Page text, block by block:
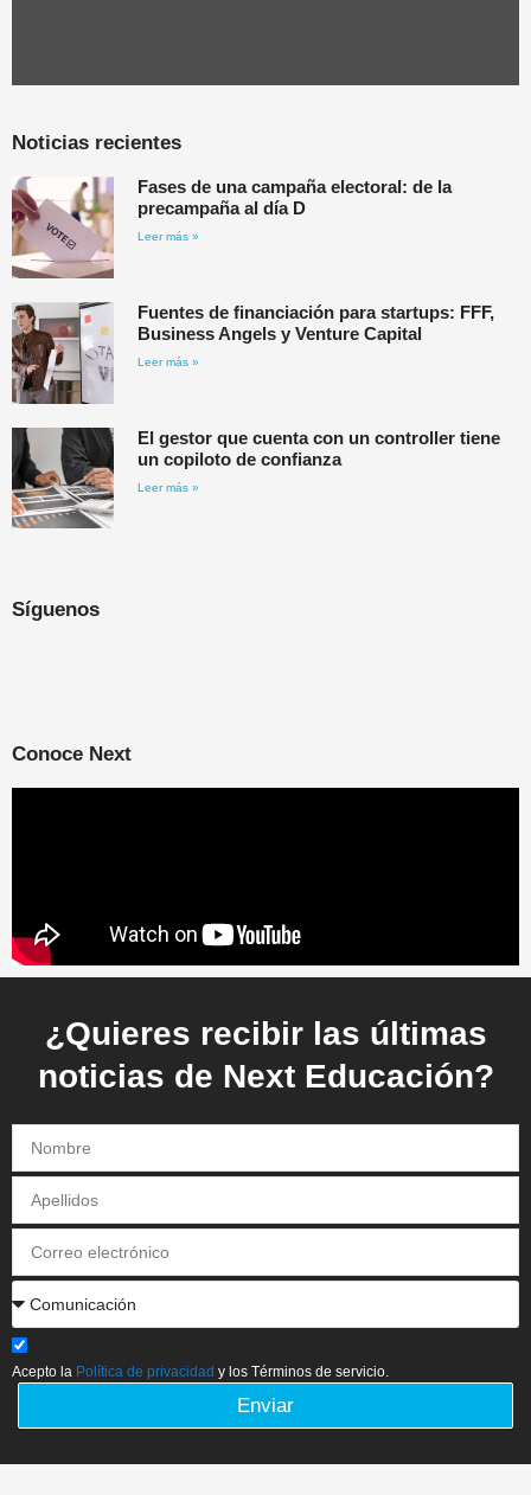
Noticias recientes
Fases de una campaña electoral: de la
precampaña al día D
Leer más »
Fuentes de financiación para startups: FFF,
Business Angels y Venture Capital
Leer más »
El gestor que cuenta con un controller tiene
un copiloto de confianza
Leer más »
Síguenos
Conoce Next
¿Quieres recibir las últimas
noticias de Next Educación?
Acepto la Política de privacidad y los Términos de servicio.
Enviar